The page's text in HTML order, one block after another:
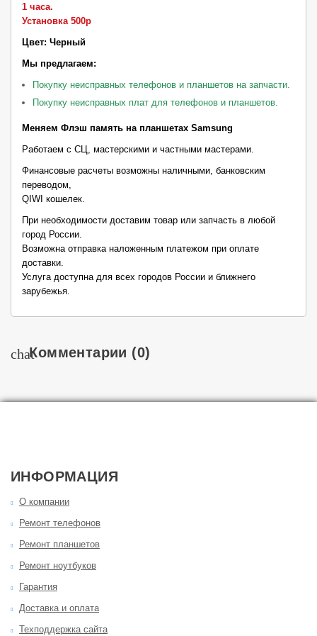
1 часа.
Установка 500р
Цвет: Черный
Мы предлагаем:
Покупку неисправных телефонов и планшетов на запчасти.
Покупку неисправных плат для телефонов и планшетов.
Меняем Флэш память на планшетах Samsung
Работаем с СЦ, мастерскими и частными мастерами.
Финансовые расчеты возможны наличными, банковским
переводом,
QIWI кошелек.
При необходимости доставим товар или запчасть в любой
город России.
Возможна отправка наложенным платежом при оплате
доставки.
Услуга доступна для всех городов России и ближнего
зарубежья.
chatКомментарии (0)
ИНФОРМАЦИЯ
О компании
Ремонт телефонов
Ремонт планшетов
Ремонт ноутбуков
Гарантия
Доставка и оплата
Техподдержка сайта